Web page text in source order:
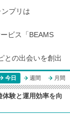
プリは
ビス「BEAMS
の出会いを創出
今日 週間 月間
験と運用効率を向